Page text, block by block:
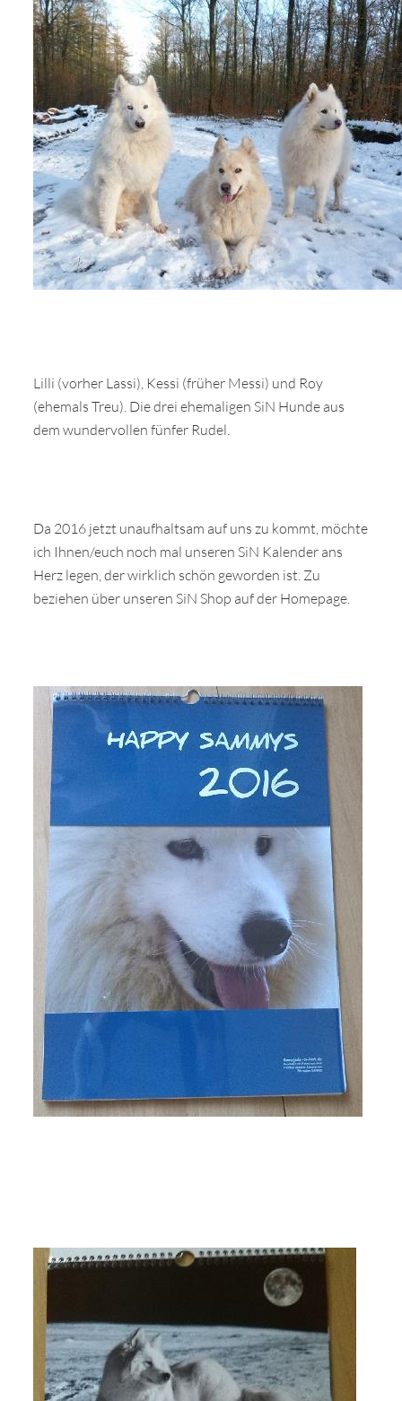
Lilli (vorher Lassi), Kessi (früher Messi) und Roy
(ehemals Treu). Die drei ehemaligen SiN Hunde aus
dem wundervollen fünfer Rudel.
Da 2016 jetzt unaufhaltsam auf uns zu kommt, möchte
ich Ihnen/euch noch mal unseren SiN Kalender ans
Herz legen, der wirklich schön geworden ist. Zu
beziehen über unseren SiN Shop auf der Homepage.